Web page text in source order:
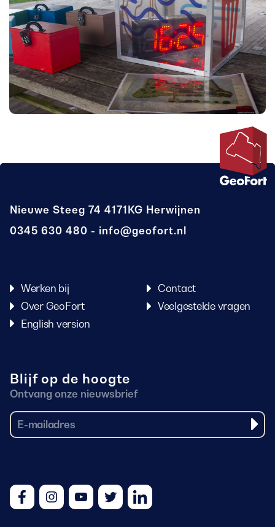
Nieuwe Steeg 74 4171KG Herwijnen
0345 630 480
info@geofort.nl
Werken bij
Over GeoFort
English version
Contact
Veelgestelde vragen
Blijf op de hoogte
Ontvang onze nieuwsbrief
FacebookInstagram
YoutubeTwitterLinkedIn